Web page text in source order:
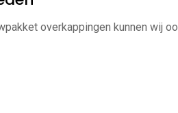
overkappingen kunnen wij